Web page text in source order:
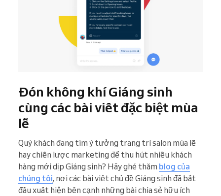
Đón không khí Giáng sinh
cùng các bài viết đặc biệt mùa
lễ
Quý khách đang tìm ý tưởng trang trí salon mùa lễ
hay chiến lược marketing để thu hút nhiều khách
hàng mới dịp Giáng sinh? Hãy ghé thăm blog của
chúng tôi, nơi các bài viết chủ đề Giáng sinh đã bắt
đầu xuất hiện bên cạnh những bài chia sẻ hữu ích